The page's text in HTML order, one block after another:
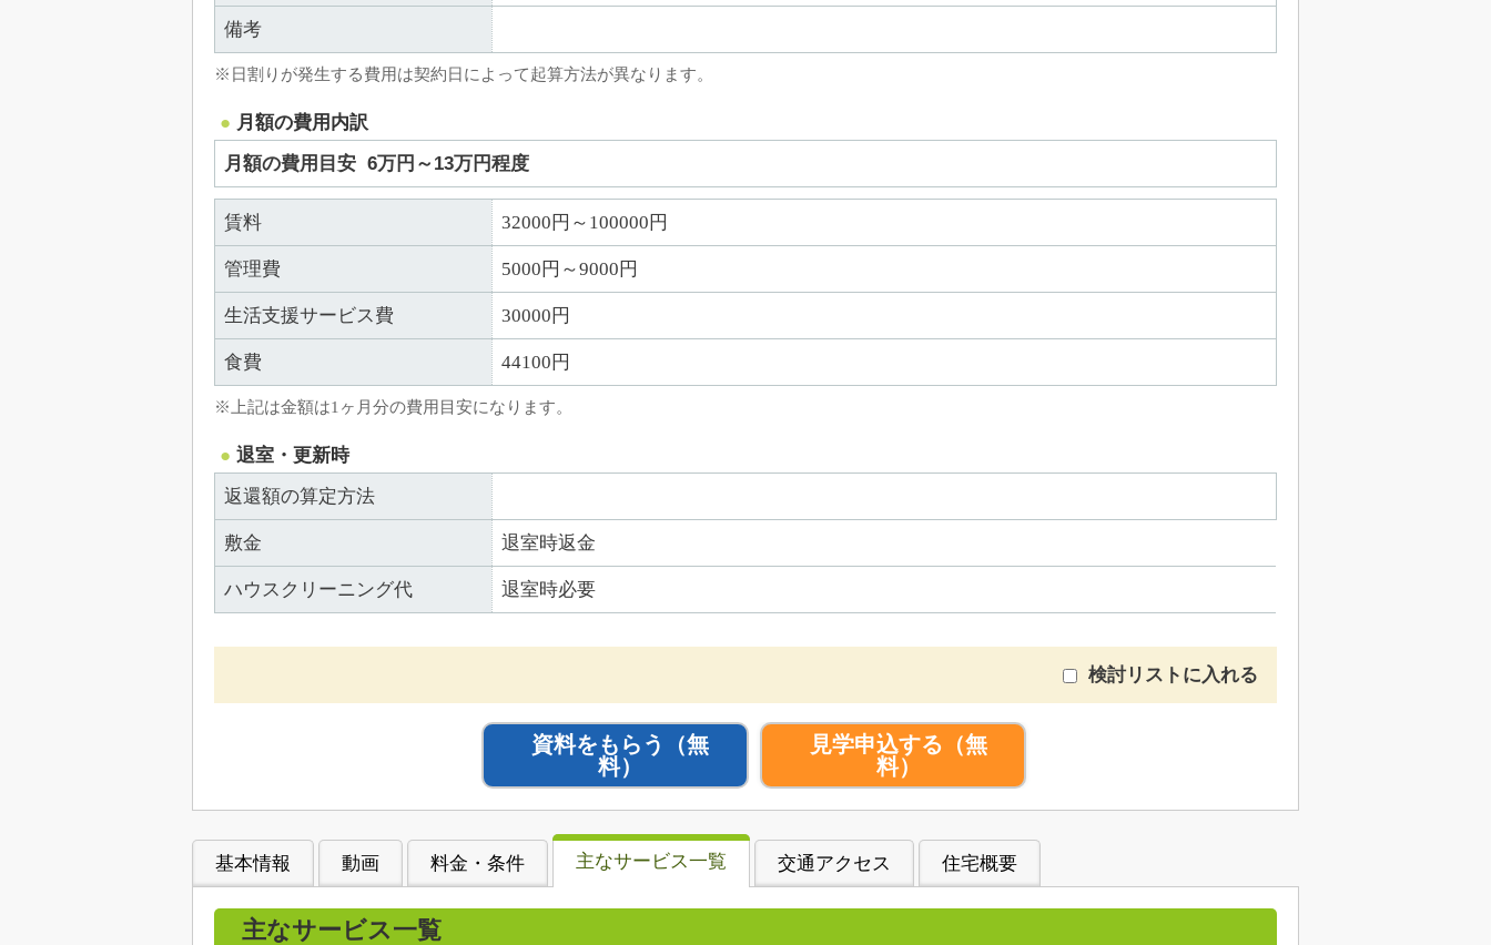
備考
※日割りが発生する費用は契約日によって起算方法が異なります。
月額の費用内訳
月額の費用目安 6万円～13万円程度
賃料 32000円～100000円
管理費 5000円～9000円
生活支援サービス費 30000円
食費 44100円
※上記は金額は1ヶ月分の費用目安になります。
退室・更新時
返還額の算定方法
敷金 退室時返金
ハウスクリーニング代 退室時必要
検討リストに入れる
資料をもらう
（無
料）
見学申込する （無
料）
基本情報 動画 料金・条件 主なサービス一覧 交通アクセス 住宅概要
主なサービス一覧